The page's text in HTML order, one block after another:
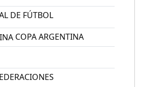
DE FÚTBOL
COPA ARGENTINA